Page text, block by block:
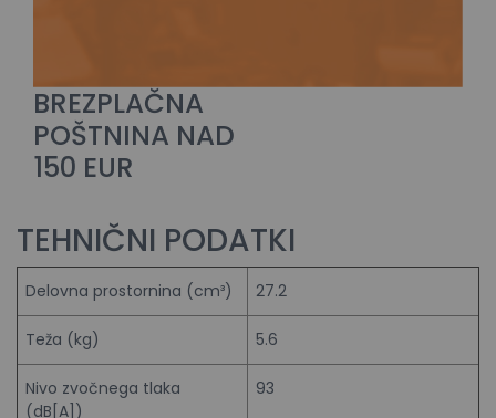
BREZPLAČNA
POŠTNINA NAD
150 EUR
TEHNIČNI PODATKI
Delovna prostornina (cm³) 27.2
Teža (kg) 5.6
Nivo zvočnega tlaka
(dB[A])
93